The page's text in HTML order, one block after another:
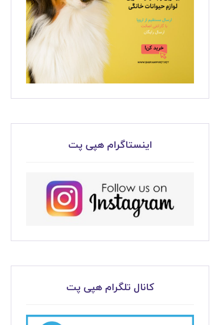
اینستاگرام هپی پت
کانال تلگرام هپی پت